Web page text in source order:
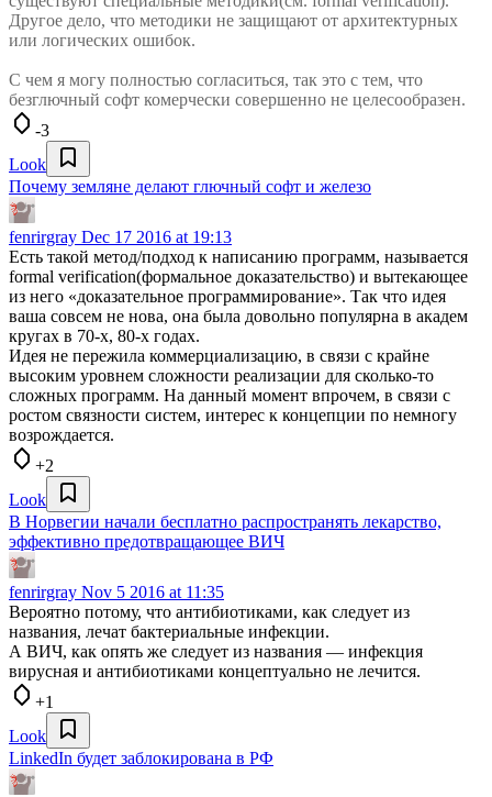
Другое дело, что методики не защищают от архитектурных
или логических ошибок.
С чем я могу полностью согласиться, так это с тем, что
безглючный софт комерчески совершенно не целесообразен.
-3
Look
Почему земляне делают глючный софт и железо
fenrirgray Dec 17 2016 at 19:13
Есть такой метод/подход к написанию программ, называется
formal verification(формальное доказательство) и вытекающее
из него «доказательное программирование». Так что идея
ваша совсем не нова, она была довольно популярна в академ
кругах в 70-х, 80-х годах.
Идея не пережила коммерциализацию, в связи с крайне
высоким уровнем сложности реализации для сколько-то
сложных программ. На данный момент впрочем, в связи с
ростом связности систем, интерес к концепции по немногу
возрождается.
+2
Look
В Норвегии начали бесплатно распространять лекарство,
эффективно предотвращающее ВИЧ
fenrirgray Nov 5 2016 at 11:35
Вероятно потому, что антибиотиками, как следует из
названия, лечат бактериальные инфекции.
А ВИЧ, как опять же следует из названия — инфекция
вирусная и антибиотиками концептуально не лечится.
+1
Look
LinkedIn будет заблокирована в РФ